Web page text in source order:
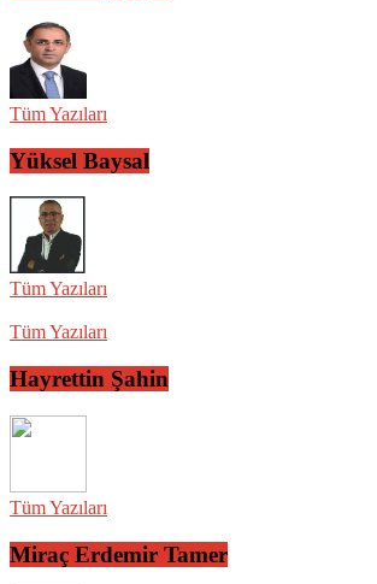
Tüm Yazıları
Yüksel Baysal
Tüm Yazıları
Tüm Yazıları
Hayrettin Şahin
Tüm Yazıları
Miraç Erdemir Tamer